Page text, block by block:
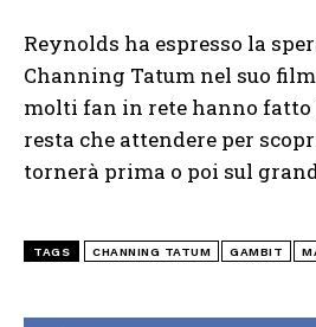
Reynolds ha espresso la
Channing Tatum nel suo
molti fan in rete hanno fatto
resta che attendere per
tornerà prima o poi sul
TAGS CHANNING TATUM GAMBIT